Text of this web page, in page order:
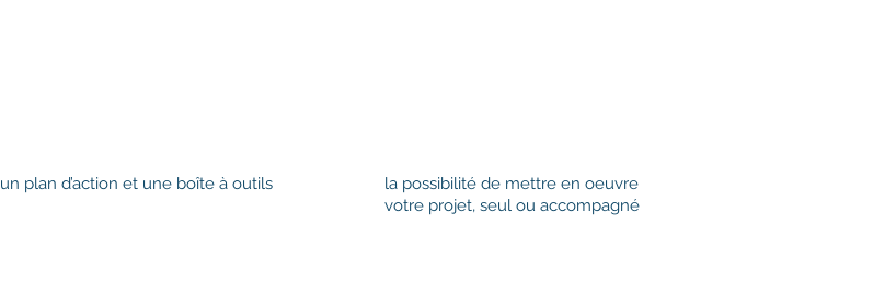
un plan d’action et une boîte à outils
la possibilité de mettre en oeuvre
votre projet, seul ou accompagné